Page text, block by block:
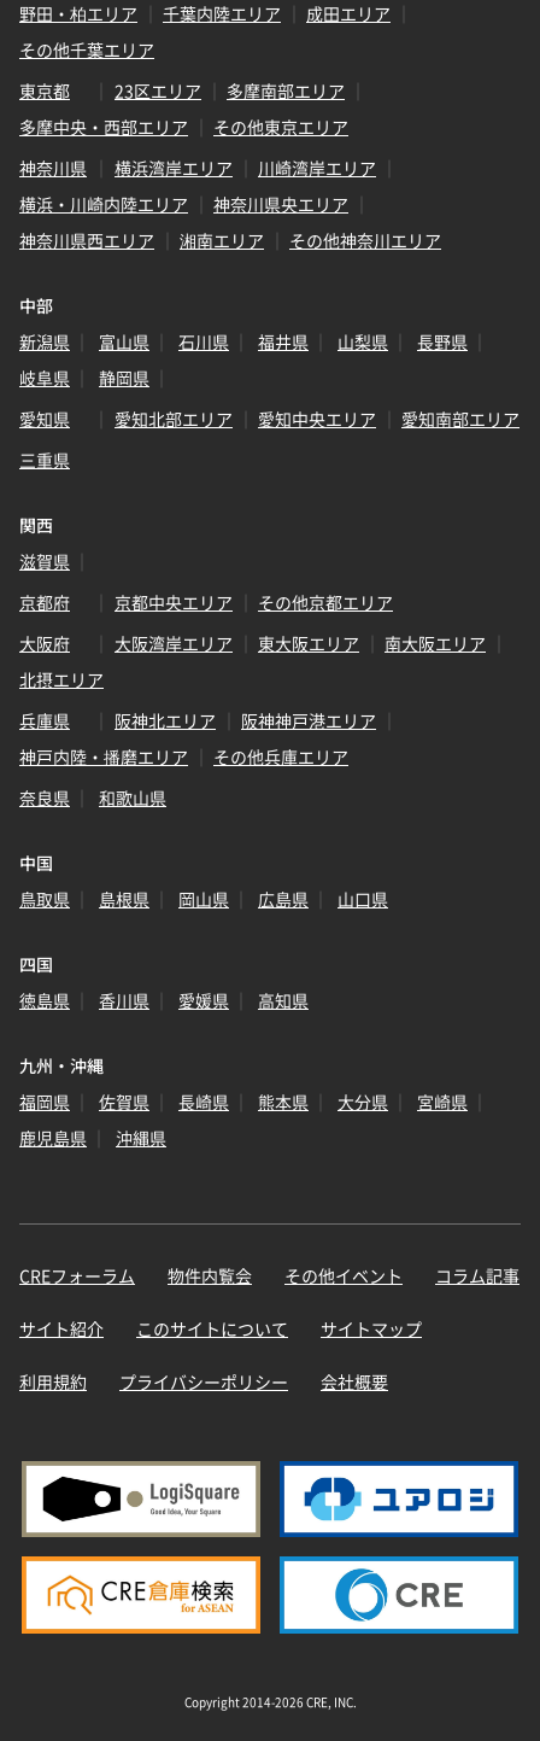
野田・柏エリア
千葉内陸エリア
成田エリア
その他千葉エリア
東京都
23区エリア
多摩南部エリア
多摩中央・西部エリア
その他東京エリア
神奈川県
横浜湾岸エリア
川崎湾岸エリア
横浜・川崎内陸エリア
神奈川県央エリア
神奈川県西エリア
湘南エリア その他神奈川エリア
中部
新潟県
富山県 石川県 福井県 山梨県
長野県
岐阜県
静岡県
愛知県
愛知北部エリア 愛知中央エリア
愛知南部エリア
三重県
関西
滋賀県
京都府
京都中央エリア
その他京都エリア
大阪府
大阪湾岸エリア 東大阪エリア
南大阪エリア
北摂エリア
兵庫県
阪神北エリア
阪神神戸港エリア
神戸内陸・播磨エリア
その他兵庫エリア
奈良県
和歌山県
中国
鳥取県
島根県 岡山県 広島県 山口県
四国
徳島県
香川県 愛媛県 高知県
九州・沖縄
福岡県
佐賀県 長崎県 熊本県 大分県
宮崎県
鹿児島県
沖縄県
CREフォーラム 物件内覧会 その他イベント コラム記事
サイト紹介 このサイトについて サイトマップ
利用規約 プライバシーポリシー 会社概要
Copyright 2014-2026 CRE, INC.